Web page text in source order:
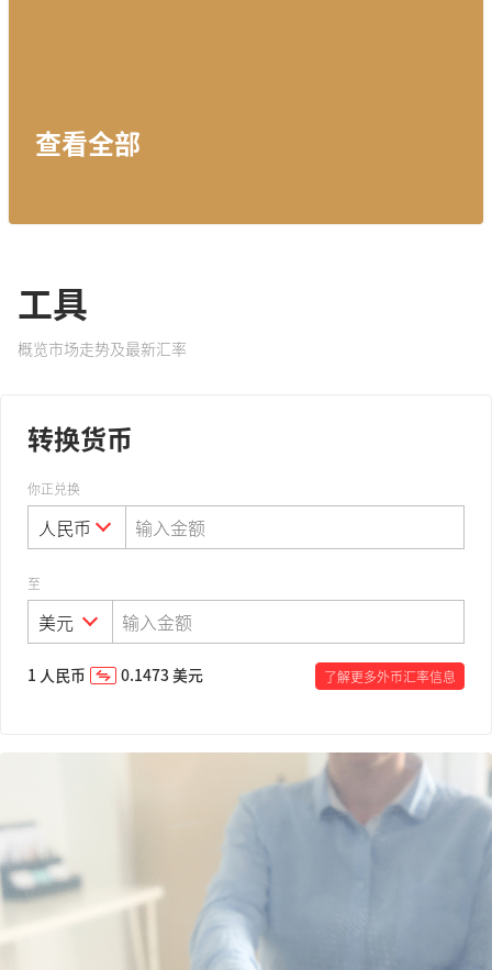
查看全部
工具
概览市场走势及最新汇率
转换货币
你正兑换
至
1 人民币 0.1473 美元 了解更多外币汇率信息